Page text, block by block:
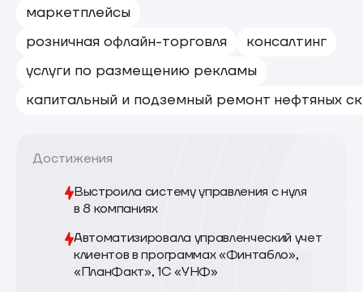
маркетплейсы
розничная офлайн-торговля
консалтинг
услуги по размещению рекламы
капитальный и подземный ремонт нефтяных
Достижения
Выстроила систему управления с нуля
в 8 компаниях
Автоматизировала управленческий учет
клиентов в программах «Финтабло»,
«ПланФакт», 1С «УНФ»